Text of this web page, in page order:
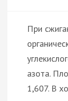
При
азота.
1,607. В